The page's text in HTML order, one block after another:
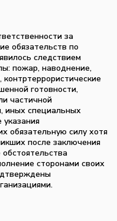
за
обязательств по
следствием
пожар, наводнение,
готовности,
частичной
иных специальных
обязательную силу хотя
после заключения
сторонами своих